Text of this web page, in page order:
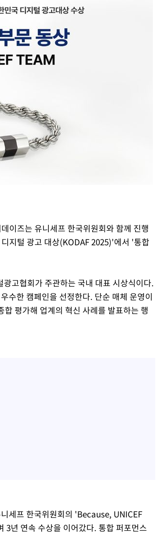
이즈는 유니세프 한국위원회와 함께 진행
지털 광고 대상(KODAF 2025)'에서 '통합
고협회가 주관하는 국내 대표 시상식이다.
수한 캠페인을 선정한다. 단순 매체 운영이
평가해 업계의 혁신 사례를 발표하는 행
세프 한국위원회의 'Because, UNICEF
년 연속 수상을 이어갔다. 통합 퍼포먼스